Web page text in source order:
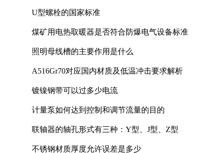
U型螺栓的国家标准
煤矿用电热取暖器是否符合防爆电气设备标准
照明母线槽的主要作用是什么
A516Gr70对应国内材质及低温冲击要求解析
镀镍钢带可以过多少电流
计量泵如何达到控制和调节流量的目的
联轴器的轴孔形式有三种：Y型、J型、Z型
不锈钢材质厚度允许误差是多少